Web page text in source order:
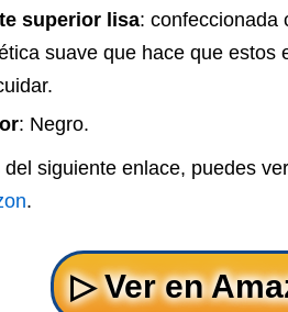
superior lisa: confeccionada
suave que hace que estos
: Negro.
del siguiente enlace, puedes ver
.